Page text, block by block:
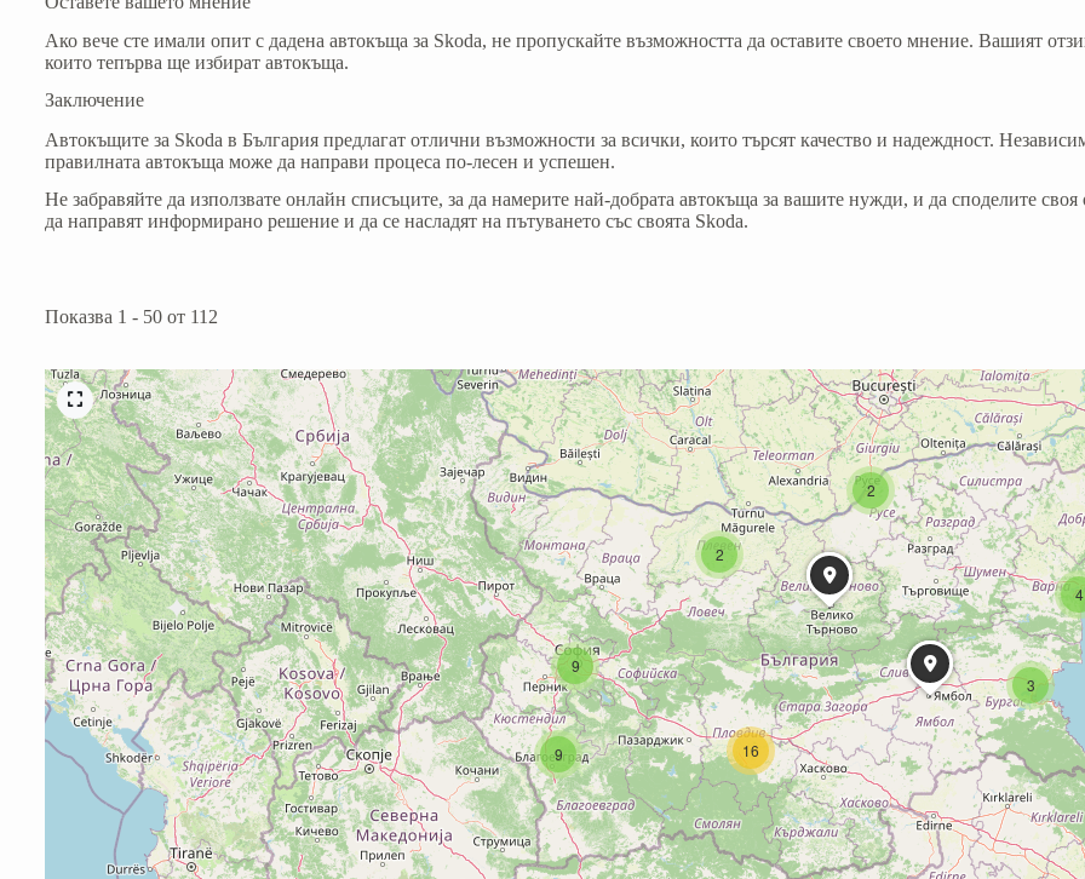
Ако вече сте имали опит с дадена автокъща за Skoda, не пропускайте възможността да оставите своето мнение. Вашият
които тепърва ще избират автокъща.
Заключение
Автокъщите за Skoda в България предлагат отлични възможности за всички, които търсят качество и надеждност.
правилната автокъща може да направи процеса по-лесен и успешен.
Не забравяйте да използвате онлайн списъците, за да намерите най-добрата автокъща за вашите нужди, и да споделите
да направят информирано решение и да се насладят на пътуването със своята Skoda.
Показва 1 - 50 от 112
3
4
9 16
2
2
9